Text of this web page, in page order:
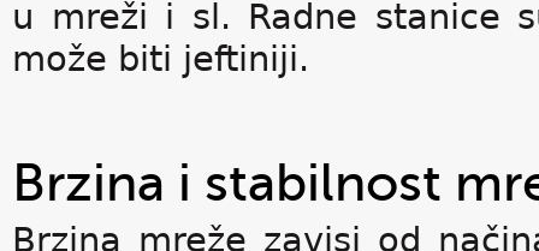
u mreži i sl. Radne stanice
može biti jeftiniji.
Brzina i stabilnost
Brzina mreže zavisi od